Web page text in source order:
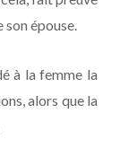
son épouse.
à la femme la
alors que la